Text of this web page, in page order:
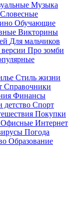
Музыка
Словесные
Обучающие
Викторины
Для мальчиков
Про зомби
Стиль жизни
Справочники
Финансы
детство Спорт
Покупки
Офисные Интернет
Погода
Образование